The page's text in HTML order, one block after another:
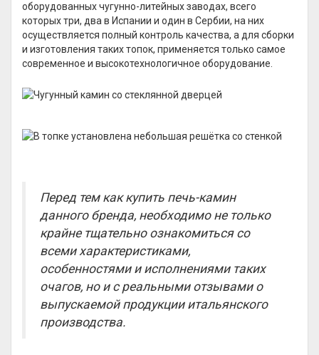
оборудованных чугунно-литейных заводах, всего
которых три, два в Испании и один в Сербии, на них
осуществляется полный контроль качества, а для сборки
и изготовления таких топок, применяется только самое
современное и высокотехнологичное оборудование.
Перед тем как купить печь-камин
данного бренда, необходимо не только
крайне тщательно ознакомиться со
всеми характеристиками,
особенностями и исполнениями таких
очагов, но и с реальными отзывами о
выпускаемой продукции итальянского
производства.